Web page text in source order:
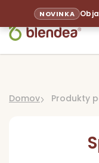
obsah
NOVINKA
Domov Produkty